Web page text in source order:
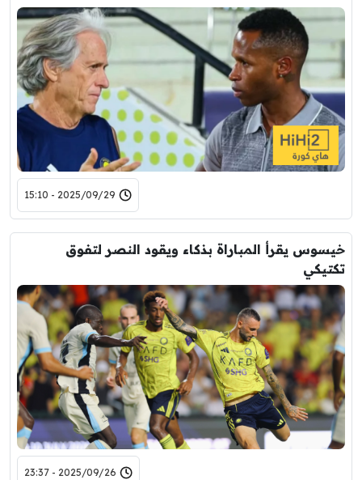
2025/09/29 - 15:10
خيسوس يقرأ المباراة بذكاء ويقود النصر لتفوق
تكتيكي
2025/09/26 - 23:37